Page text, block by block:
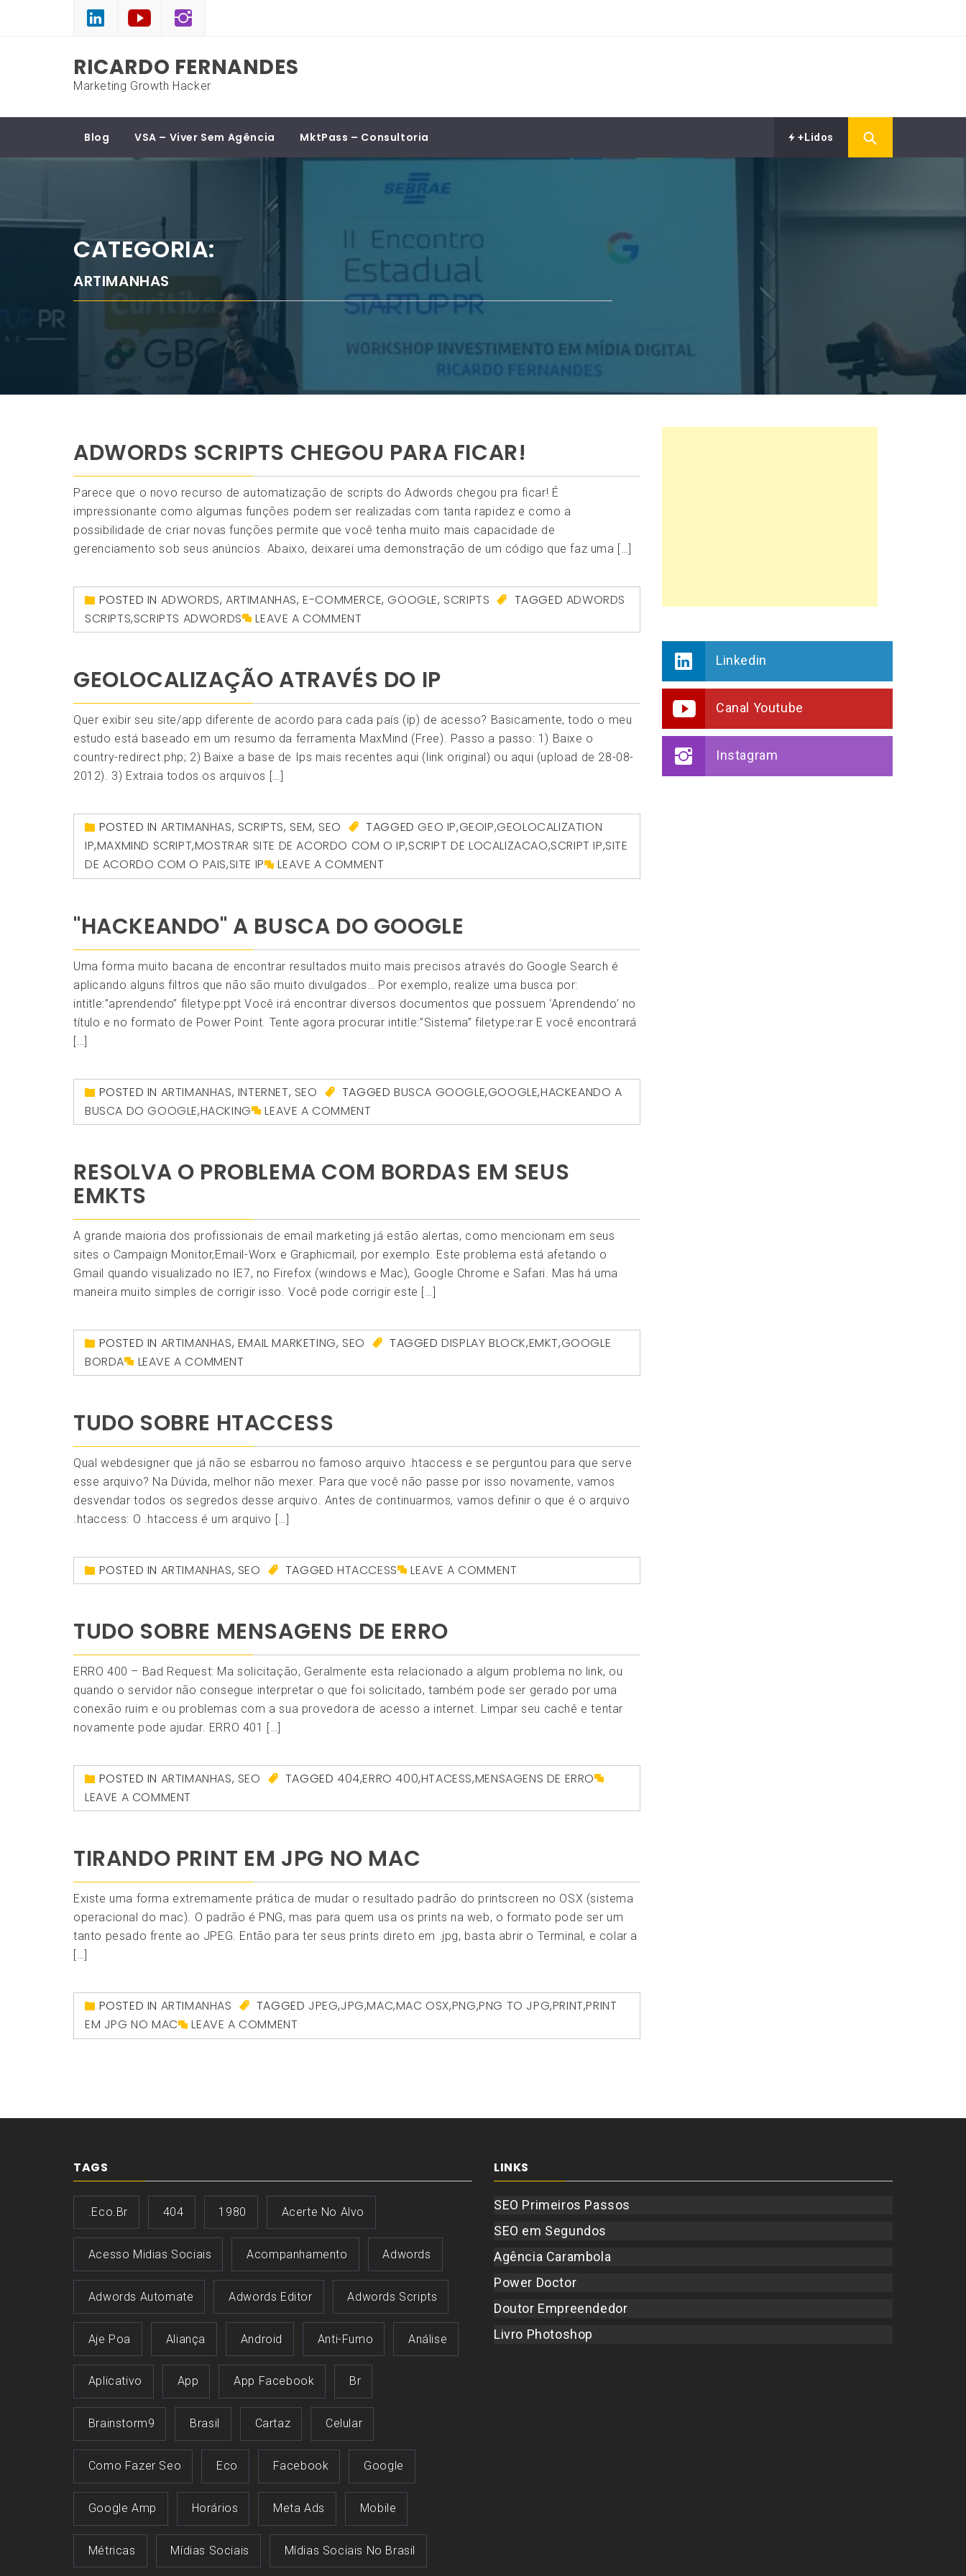
RICARDO FERNANDES
Marketing Growth Hacker
Blog VSA – Viver Sem Agência MktPass – Consultoria +Lidos
CATEGORIA:
ARTIMANHAS
ADWORDS SCRIPTS CHEGOU PARA FICAR!
Parece que o novo recurso de automatização de scripts do Adwords chegou pra ficar! É
impressionante como algumas funções podem ser realizadas com tanta rapidez e como a
possibilidade de criar novas funções permite que você tenha muito mais capacidade de
gerenciamento sob seus anúncios. Abaixo, deixarei uma demonstração de um código que faz uma […]
POSTED IN ADWORDS,ARTIMANHAS,E-COMMERCE,GOOGLE, SCRIPTS TAGGED ADWORDS
SCRIPTS,SCRIPTS ADWORDS LEAVE A COMMENT
GEOLOCALIZAÇÃO ATRAVÉS DO IP
Quer exibir seu site/app diferente de acordo para cada país (ip) de acesso? Basicamente, todo o meu
estudo está baseado em um resumo da ferramenta MaxMind (Free). Passo a passo: 1) Baixe o
country-redirect.php; 2) Baixe a base de Ips mais recentes aqui (link original) ou aqui (upload de 28-08-
2012). 3) Extraia todos os arquivos […]
POSTED IN ARTIMANHAS, SCRIPTS, SEM, SEO TAGGEDGEO IP,GEOIP,GEOLOCALIZATION
IP,MAXMIND SCRIPT,MOSTRAR SITE DE ACORDO COM O IP,SCRIPT DE LOCALIZACAO,SCRIPT IP,SITE
DE ACORDO COM O PAIS,SITE IP LEAVE A COMMENT
"HACKEANDO" A BUSCA DO GOOGLE
Uma forma muito bacana de encontrar resultados muito mais precisos através do Google Search é
aplicando alguns filtros que não são muito divulgados… Por exemplo, realize uma busca por:
intitle:”aprendendo” filetype:ppt Você irá encontrar diversos documentos que possuem ‘Aprendendo’ no
título e no formato de Power Point. Tente agora procurar intitle:”Sistema” filetype:rar E você encontrará
[…]
POSTED IN ARTIMANHAS, INTERNET, SEO TAGGEDBUSCA GOOGLE,GOOGLE,HACKEANDO A
BUSCA DO GOOGLE,HACKING LEAVE A COMMENT
RESOLVA O PROBLEMA COM BORDAS EM SEUS
EMKTS
A grande maioria dos profissionais de email marketing já estão alertas, como mencionam em seus
sites o Campaign Monitor,Email-Worx e Graphicmail, por exemplo. Este problema está afetando o
Gmail quando visualizado no IE7, no Firefox (windows e Mac), Google Chrome e Safari. Mas há uma
maneira muito simples de corrigir isso. Você pode corrigir este […]
POSTED IN ARTIMANHAS, EMAIL MARKETING, SEO TAGGEDDISPLAY BLOCK,EMKT,GOOGLE
BORDA
LEAVE A COMMENT
TUDO SOBRE HTACCESS
Qual webdesigner que já não se esbarrou no famoso arquivo .htaccess e se perguntou para que serve
esse arquivo? Na Dúvida, melhor não mexer. Para que você não passe por isso novamente, vamos
desvendar todos os segredos desse arquivo. Antes de continuarmos, vamos definir o que é o arquivo
.htaccess: O .htaccess é um arquivo […]
POSTED IN ARTIMANHAS, SEO TAGGEDHTACCESS LEAVE A COMMENT
TUDO SOBRE MENSAGENS DE ERRO
ERRO 400 – Bad Request: Ma solicitação, Geralmente esta relacionado a algum problema no link, ou
quando o servidor não consegue interpretar o que foi solicitado, também pode ser gerado por uma
conexão ruim e ou problemas com a sua provedora de acesso a internet. Limpar seu cachê e tentar
novamente pode ajudar. ERRO 401 […]
POSTED IN ARTIMANHAS, SEO TAGGED404,ERRO 400,HTACESS,MENSAGENS DE ERRO
LEAVE A COMMENT
TIRANDO PRINT EM JPG NO MAC
Existe uma forma extremamente prática de mudar o resultado padrão do printscreen no OSX (sistema
operacional do mac). O padrão é PNG, mas para quem usa os prints na web, o formato pode ser um
tanto pesado frente ao JPEG. Então para ter seus prints direto em .jpg, basta abrir o Terminal, e colar a
[…]
POSTED IN ARTIMANHAS TAGGED JPEG,JPG,MAC,MAC OSX,PNG,PNG TO JPG,PRINT,PRINT
EM JPG NO MAC
LEAVE A COMMENT
Linkedin
Canal Youtube
Instagram
TAGS
.eco.br 404 1980 Acerte No Alvo
Acesso Midias Sociais Acompanhamento Adwords
Adwords Automate Adwords Editor Adwords Scripts
Aje Poa Aliança Android Anti-Fumo Análise
Aplicativo App App Facebook Br
Brainstorm9 Brasil Cartaz Celular
Como Fazer Seo Eco Facebook Google
Google Amp Horários Meta Ads Mobile
Métricas Mídias Sociais Mídias Sociais No Brasil
LINKS
SEO Primeiros Passos
SEO em Segundos
Agência Carambola
Power Doctor
Doutor Empreendedor
Livro Photoshop